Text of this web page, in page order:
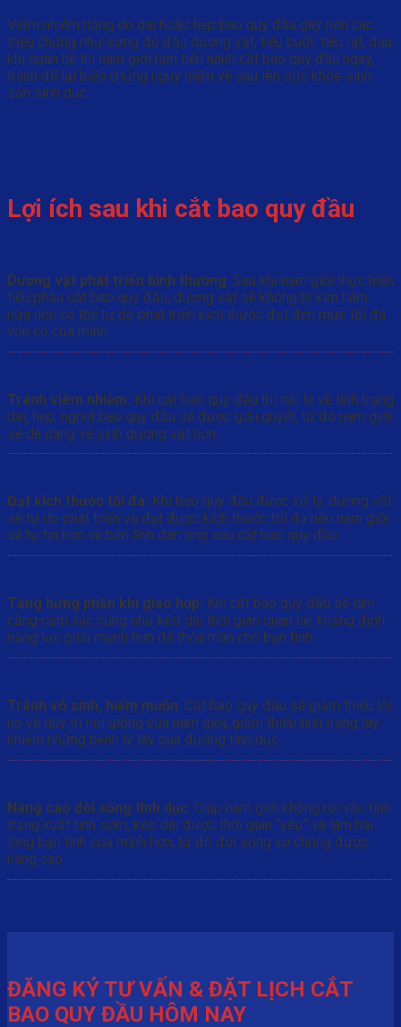
Viêm nhiễm nặng do dài hoặc hẹp bao quy đầu gây nên các
triệu chứng như sưng đỏ đầu dương vật, tiểu buốt, tiểu rát, đau
khi quan hệ thì nam giới nên tiến hành cắt bao quy đầu ngay,
tránh để lại biến chứng nguy hiểm về sau lên sức khỏe sinh
sản sinh dục.
Lợi ích sau khi cắt bao quy đầu
Dương vật phát triển bình thường: Sau khi nam giới thực hiện
tiểu phẫu cắt bao quy đầu, dương vật sẽ không bị kìm hãm
nữa nên có thể tự do phát triển kích thước đạt đến mức tối đa
vốn có của mình.
Tránh viêm nhiễm: Khi cắt bao quy đầu thì nỗi lo về tình trạng
dài, hẹp, nghẹt bao quy đầu sẽ được giải quyết, từ đó nam giới
sẽ dễ dàng vệ sinh dương vật hơn.
Đạt kích thước tối đa: Khi bao quy đầu được xử lý, dương vật
sẽ tự do phát triển và đạt được kích thước tối đa nên nam giới
sẽ tự tin hơn về bản lĩnh đàn ông sau cắt bao quy đầu.
Tăng hưng phấn khi giao hợp: Khi cắt bao quy đầu sẽ làm
căng cảm xúc cũng như kéo dài thời gian quan hệ, khẳng định
năng lực phái mạnh hơn để thỏa mãn cho bạn tình.
Tránh vô sinh, hiếm muộn: Cắt bao quy đầu sẽ giảm thiểu lỗi
no về duy trì nòi giống của nam giới, giảm thiểu tình trạng lây
nhiễm những bệnh lý lây qua đường tình dục.
Nâng cao đời sống tình dục: Giúp nam giới không rơi vào tình
trạng xuất tinh sớm, kéo dài được thời gian “yêu” và làm hài
lòng bạn tình của mình hơn, từ đó đời sống vợ chồng được
nâng cao.
ĐĂNG KÝ TƯ VẤN & ĐẶT LỊCH CẮT
BAO QUY ĐẦU HÔM NAY